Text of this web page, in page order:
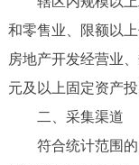
和零售业、限额以
房地产开发经营业
元及以上固定资产投
二、采集渠道
符合统计范围的